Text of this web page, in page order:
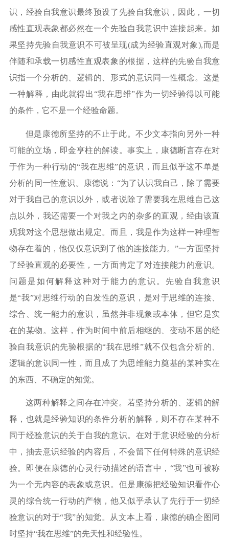
识，经验自我意识最终预设了先验自我意识，因此，一切
感性直观表象都必然在一个先验自我意识中连接起来。如
果坚持先验自我意识不可被呈现(成为经验直观对象),而是
伴随和承载一切感性直观表象的根据，这样的先验自我意
识指一个分析的、逻辑的、形式的意识同一性概念。这是
一种解释，由此就得出“我在思维”作为一切经验得以可能
的条件，它不是一个经验命题。
但是康德所坚持的不止于此。不少文本指向另外一种
可能的立场，即金亨柱的解读。事实上，康德断言存在对
于作为一种行动的“我在思维”的意识，而且似乎这不单是
分析的同一性意识。康德说：“为了认识我自己，除了需要
对于我自己的意识以外，或者说除了需要我在思维自己这
点以外，我还需要一个对我之内的杂多的直观，经由该直
观我对这个思想做出规定。而且，我是作为这样一种理智
物存在着的，他仅仅意识到了他的连接能力。”一方面坚持
了经验直观的必要性，一方面肯定了对连接能力的意识。
问题是如何解释这种对于能力的意识。先验自我意识
是“我”对思维行动的自发性的意识，是对于思维的连接、
综合、统一能力的意识，虽然并非现象或本体，但它是实
在的某物。这样，作为时间中前后相继的、变动不居的经
验自我意识的先验根据的“我在思维”就不仅包含分析的、
逻辑的意识同一性，而且成了为思维能力奠基的某种实在
的东西、不确定的知觉。
这两种解释之间存在冲突。若坚持分析的、逻辑的解
释，也就是经验知识的条件分析的解释，则不存在某种不
同于经验意识的关于自我的意识。在对于意识经验的分析
中，抽去意识经验的内容后，不会留下任何特殊的意识经
验。即便在康德的心灵行动描述的语言中， “我”也可被称
为一个无内容的表象或意识。但是康德把经验知识看作心
灵的综合统一行动的产物，他又似乎承认了先行于一切经
验意识的对于“我”的知觉。从文本上看，康德的确企图同
时坚持“我在思维”的先天性和经验性。